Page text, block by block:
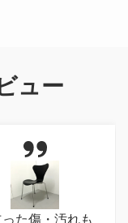
ュー
った傷・汚れも